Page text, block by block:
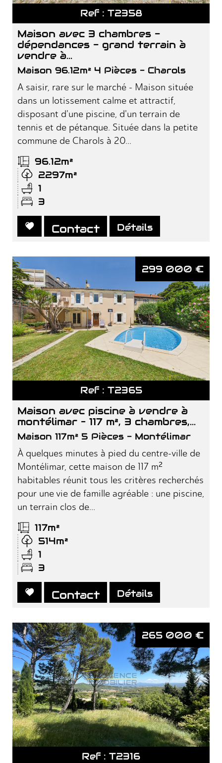
Ref : T2358
maison avec 3 chambres -
dépendances - grand terrain à
vendre à...
Maison 96.12m² 4 Pièces - Charols
A saisir, rare sur le marché - Maison située
dans un lotissement calme et attractif,
disposant d'une piscine, d'un terrain de
tennis et de pétanque. Située dans la petite
commune de Charols à 20...
96.12m²
2297m²
1
3
Contact Détails
Exclusivité 299 000 €
Ref : T2365
maison avec piscine à vendre à
montélimar – 117 m², 3 chambres,...
Maison 117m² 5 Pièces - Montélimar
À quelques minutes à pied du centre-ville de
Montélimar, cette maison de 117 m²
habitables réunit tous les critères recherchés
pour une vie de famille agréable : une piscine,
un terrain clos de...
117m²
514m²
1
3
Contact Détails
265 000 €
Ref : T2316